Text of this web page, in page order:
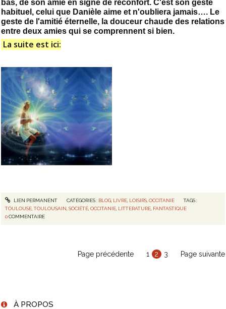
bas, de son amie en signe de réconfort. C'est son geste
habituel, celui que Danièle aime et n'oubliera jamais…. Le
geste de l'amitié éternelle, la douceur chaude des relations
entre deux amies qui se comprennent si bien.
La suite est ici:
LIEN PERMANENT CATÉGORIES : BLOG, LIVRE, LOISIRS, OCCITANIE
TAGS :
TOULOUSE ,TOULOUSAIN ,SOCIÉTÉ ,OCCITANIE LITTERATURE FANTASTIQUE
0COMMENTAIRE
Page précédente 1 2 3 Page suivante
À PROPOS